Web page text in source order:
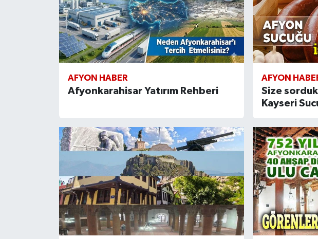
AFYON HABER
Afyonkarahisar Yatırım Rehberi
AFYON
Size
Kayseri